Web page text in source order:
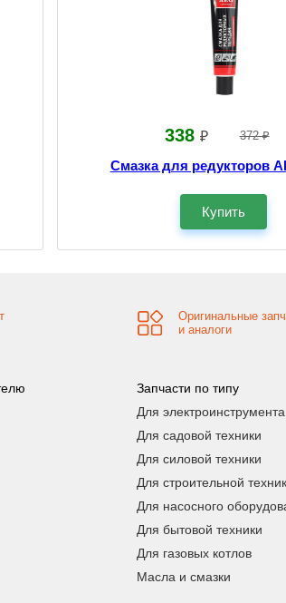
338 ₽ 372 ₽
Смазка для редукторов
Купить
Оригинальные
и аналоги
Запчасти по типу
Для электроинструмента
Для садовой техники
Для силовой техники
Для строительной
Для насосного
Для бытовой техники
Для газовых котлов
Масла и смазки